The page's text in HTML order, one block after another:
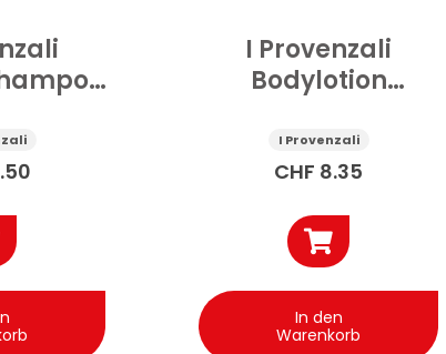
I Provenzali
Bodylotion
Süsse Mandelöl
200 ml
I Provenzali
CHF 8.35
In den
Warenkorb